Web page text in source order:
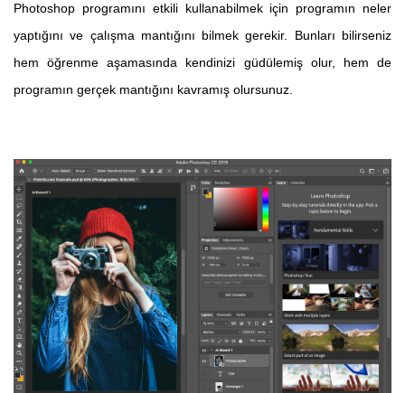
Photoshop programını etkili kullanabilmek için programın neler
yaptığını ve çalışma mantığını bilmek gerekir. Bunları bilirseniz
hem öğrenme aşamasında kendinizi güdülemiş olur, hem de
programın gerçek mantığını kavramış olursunuz.